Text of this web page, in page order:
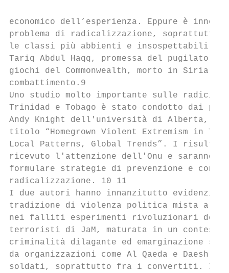
economico dell’esperienza. Eppure è
problema di radicalizzazione,
le classi più abbienti e insospettabili,
Tariq Abdul Haqq, promessa del pugilato
giochi del Commonwealth, morto in Siria
combattimento.9
Uno studio molto importante sulle radici
Trinidad e Tobago è stato condotto dai
Andy Knight dell'università di Alberta,
titolo “Homegrown Violent Extremism in
Local Patterns, Global Trends”. I
ricevuto l'attenzione dell'Onu e saranno
formulare strategie di prevenzione e
radicalizzazione. 10 11
I due autori hanno innanzitutto
tradizione di violenza politica mista a
nei falliti esperimenti rivoluzionari dei
terroristi di JaM, maturata in un contesto
criminalità dilagante ed emarginazione
da organizzazioni come Al Qaeda e Daesh
soldati, soprattutto fra i convertiti. In